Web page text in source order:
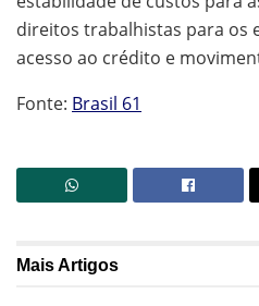
direitos trabalhistas para os
acesso ao crédito e
Fonte: Brasil 61
MaisArtigos